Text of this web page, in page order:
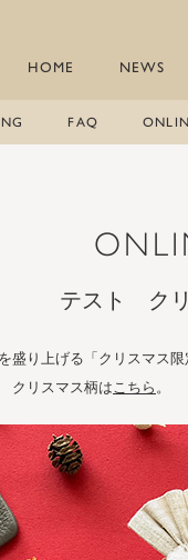
HOME NEWS
FAQ
テスト ク
盛り上げる「クリスマス限
クリスマス柄はこちら 。